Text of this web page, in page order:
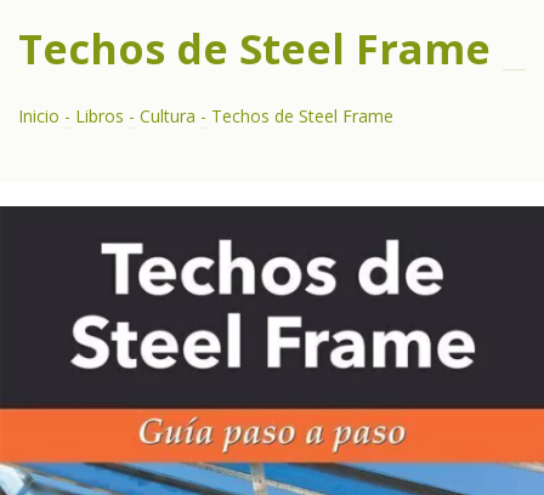
Techos de Steel Frame
Inicio - Libros - Cultura - Techos de Steel Frame